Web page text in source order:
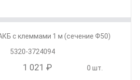
с клеммами 1 м (сечение Ф50)
5320-3724094
1 021 ₽ 0 шт.